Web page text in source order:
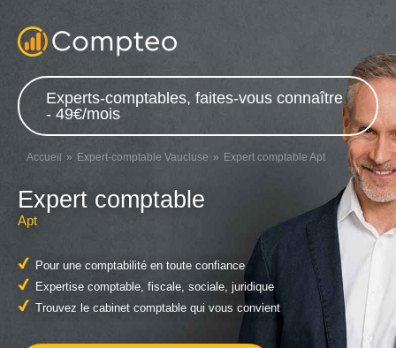
Experts-comptables, faites-vous connaître
- 49€/mois
Accueil Expert-comptable Vaucluse Expert comptable Apt
Expert comptable
Apt
Pour une comptabilité en toute confiance
Expertise comptable, fiscale, sociale, juridique
Trouvez le cabinet comptable qui vous convient